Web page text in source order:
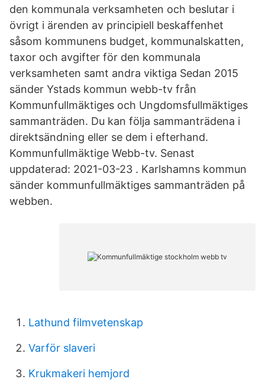
den kommunala verksamheten och beslutar i
övrigt i ärenden av principiell beskaffenhet
såsom kommunens budget, kommunalskatten,
taxor och avgifter för den kommunala
verksamheten samt andra viktiga Sedan 2015
sänder Ystads kommun webb-tv från
Kommunfullmäktiges och Ungdomsfullmäktiges
sammanträden. Du kan följa sammanträdena i
direktsändning eller se dem i efterhand.
Kommunfullmäktige Webb-tv. Senast
uppdaterad: 2021-03-23 . Karlshamns kommun
sänder kommunfullmäktiges sammanträden på
webben.
Lathund filmvetenskap
Varför slaveri
Krukmakeri hemjord